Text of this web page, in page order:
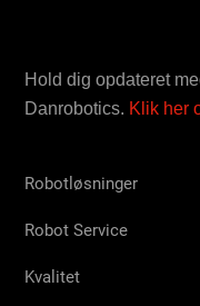
Hold dig opdateret
Danrobotics. Klik her
Robotløsninger
Robot Service
Kvalitet